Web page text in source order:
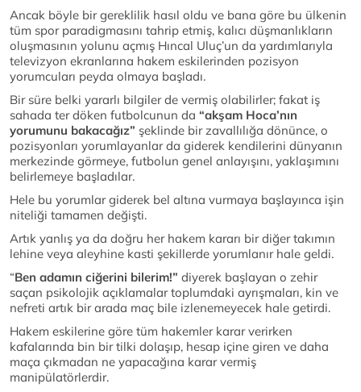
Ancak böyle bir gereklilik hasıl oldu ve bana göre bu ülkenin
tüm spor paradigmasını tahrip etmiş, kalıcı düşmanlıkların
oluşmasının yolunu açmış Hıncal Uluç’un da yardımlarıyla
televizyon ekranlarına hakem eskilerinden pozisyon
yorumcuları peyda olmaya başladı.
Bir süre belki yararlı bilgiler de vermiş olabilirler; fakat iş
sahada ter döken futbolcunun da “akşam Hoca’nın
yorumunu bakacağız” şeklinde bir zavallılığa dönünce, o
pozisyonları yorumlayanlar da giderek kendilerini dünyanın
merkezinde görmeye, futbolun genel anlayışını, yaklaşımını
belirlemeye başladılar.
Hele bu yorumlar giderek bel altına vurmaya başlayınca işin
niteliği tamamen değişti.
Artık yanlış ya da doğru her hakem kararı bir diğer takımın
lehine veya aleyhine kasti şekillerde yorumlanır hale geldi.
“Ben adamın ciğerini bilerim!” diyerek başlayan o zehir
saçan psikolojik açıklamalar toplumdaki ayrışmaları, kin ve
nefreti artık bir arada maç bile izlenemeyecek hale getirdi.
Hakem eskilerine göre tüm hakemler karar verirken
kafalarında bin bir tilki dolaşıp, hesap içine giren ve daha
maça çıkmadan ne yapacağına karar vermiş
manipülatörlerdir.